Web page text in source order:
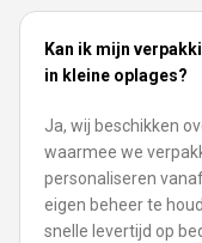
Kan ik mijn
in kleine oplages?
Ja, wij beschikken
waarmee we
personaliseren
eigen beheer te
snelle levertijd op